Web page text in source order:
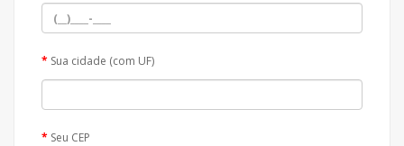
Sua cidade (com UF)
Seu CEP